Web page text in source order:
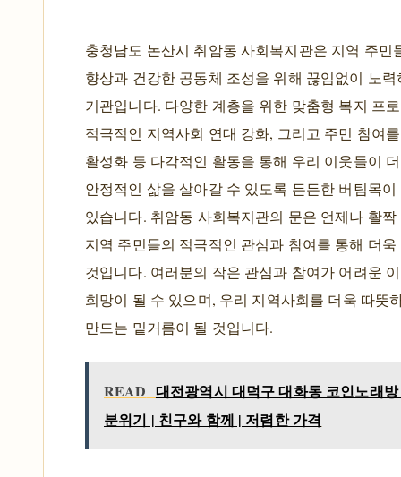
충청남도 논산시 취암동 사회복지관은 지역 주민
향상과 건강한 공동체 조성을 위해 끊임없이 노
기관입니다. 다양한 계층을 위한 맞춤형 복지 프
적극적인 지역사회 연대 강화, 그리고 주민 참여
활성화 등 다각적인 활동을 통해 우리 이웃들이
안정적인 삶을 살아갈 수 있도록 든든한 버팀목
있습니다. 취암동 사회복지관의 문은 언제나 활
지역 주민들의 적극적인 관심과 참여를 통해 더
것입니다. 여러분의 작은 관심과 참여가 어려운
희망이 될 수 있으며, 우리 지역사회를 더욱 따뜻
만드는 밑거름이 될 것입니다.
READ 대전광역시 대덕구 대화동 코인노래
분위기 | 친구와 함께 | 저렴한 가격